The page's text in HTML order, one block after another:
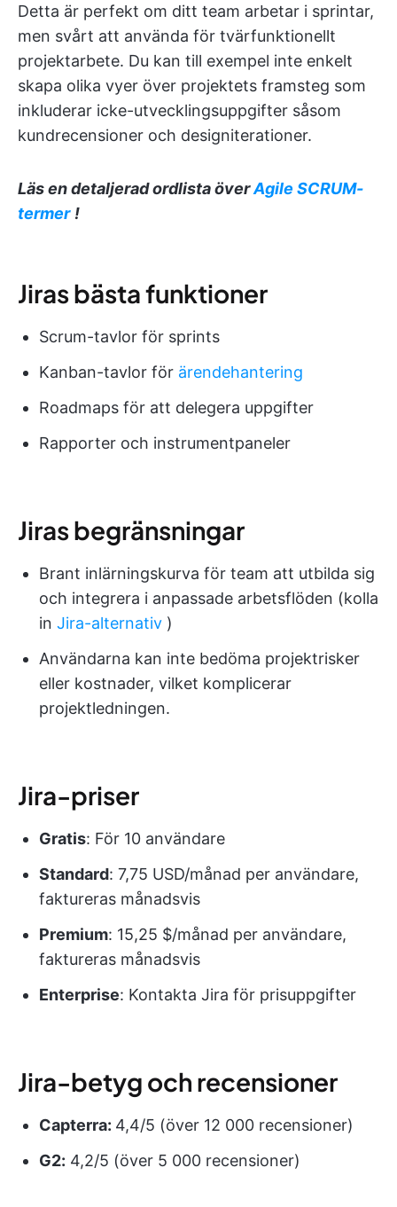
Detta är perfekt om ditt team arbetar i sprintar,
men svårt att använda för tvärfunktionellt
projektarbete. Du kan till exempel inte enkelt
skapa olika vyer över projektets framsteg som
inkluderar icke-utvecklingsuppgifter såsom
kundrecensioner och designiterationer.
Läs en detaljerad ordlista överAgile SCRUM-
termer !
Jiras bästa funktioner
Scrum-tavlor för sprints
Kanban-tavlor för ärendehantering
Roadmaps för att delegera uppgifter
Rapporter och instrumentpaneler
Jiras begränsningar
Brant inlärningskurva för team att utbilda sig
och integrera i anpassade arbetsflöden (kolla
in Jira-alternativ )
Användarna kan inte bedöma projektrisker
eller kostnader, vilket komplicerar
projektledningen.
Jira-priser
Gratis: För 10 användare
Standard: 7,75 USD/månad per användare,
faktureras månadsvis
Premium: 15,25 $/månad per användare,
faktureras månadsvis
Enterprise: Kontakta Jira för prisuppgifter
Jira-betyg och recensioner
Capterra: 4,4/5 (över 12 000 recensioner)
G2: 4,2/5 (över 5 000 recensioner)